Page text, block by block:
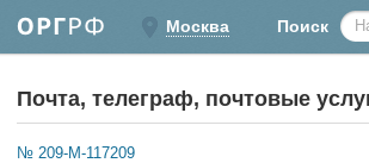
Москва Поиск
Почта, телеграф, почтовые
№ 209-М-117209